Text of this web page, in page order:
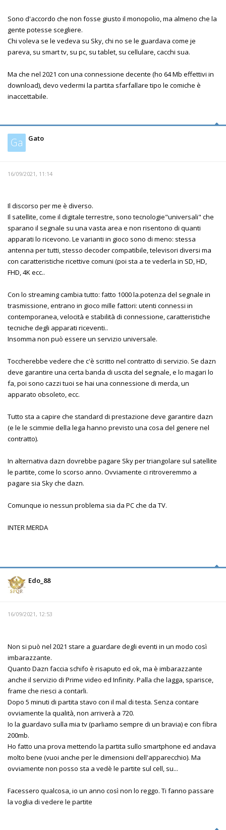
Sono d'accordo che non fosse giusto il monopolio, ma almeno che la
gente potesse scegliere.
Chi voleva se le vedeva su Sky, chi no se le guardava come je
pareva, su smart tv, su pc, su tablet, su cellulare, cacchi sua.
Ma che nel 2021 con una connessione decente (ho 64 Mb effettivi in
download), devo vedermi la partita sfarfallare tipo le comiche è
inaccettabile.
Ga Gato
16/09/2021, 11:14
Il discorso per me è diverso.
Il satellite, come il digitale terrestre, sono tecnologie"universali" che
sparano il segnale su una vasta area e non risentono di quanti
apparati lo ricevono. Le varianti in gioco sono di meno: stessa
antenna per tutti, stesso decoder compatibile, televisori diversi ma
con caratteristiche ricettive comuni (poi sta a te vederla in SD, HD,
FHD, 4K ecc..
Con lo streaming cambia tutto: fatto 1000 la.potenza del segnale in
trasmissione, entrano in gioco mille fattori: utenti connessi in
contemporanea, velocità e stabilità di connessione, caratteristiche
tecniche degli apparati riceventi..
Insomma non può essere un servizio universale.
Toccherebbe vedere che c'è scritto nel contratto di servizio. Se dazn
deve garantire una certa banda di uscita del segnale, e lo magari lo
fa, poi sono cazzi tuoi se hai una connessione di merda, un
apparato obsoleto, ecc.
Tutto sta a capire che standard di prestazione deve garantire dazn
(e le le scimmie della lega hanno previsto una cosa del genere nel
contratto).
In alternativa dazn dovrebbe pagare Sky per triangolare sul satellite
le partite, come lo scorso anno. Ovviamente ci ritroveremmo a
pagare sia Sky che dazn.
Comunque io nessun problema sia da PC che da TV.
INTER MERDA
Edo_88
16/09/2021, 12:53
Non si può nel 2021 stare a guardare degli eventi in un modo così
imbarazzante.
Quanto Dazn faccia schifo è risaputo ed ok, ma è imbarazzante
anche il servizio di Prime video ed Infinity. Palla che lagga, sparisce,
frame che riesci a contarli.
Dopo 5 minuti di partita stavo con il mal di testa. Senza contare
ovviamente la qualità, non arriverà a 720.
Io la guardavo sulla mia tv (parliamo sempre di un bravia) e con fibra
200mb.
Ho fatto una prova mettendo la partita sullo smartphone ed andava
molto bene (vuoi anche per le dimensioni dell'apparecchio). Ma
ovviamente non posso sta a vedè le partite sul cell, su...
Facessero qualcosa, io un anno così non lo reggo. Ti fanno passare
la voglia di vedere le partite